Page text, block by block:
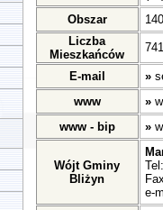
Obszar
Liczba
Mieszkańców
E-mail »
www
»
www - bip
»
Wójt Gminy
Bliżyn
e-